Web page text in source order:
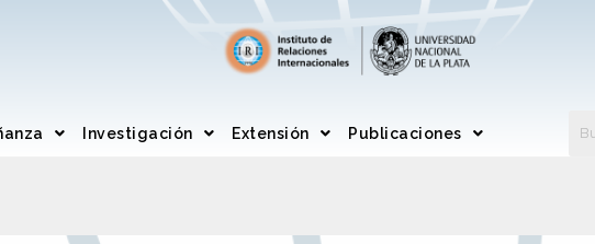
Investigación Extensión Publicaciones